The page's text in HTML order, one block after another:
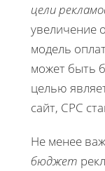
цели
увеличение
модель
может быть
целью
сайт, CPC
Не менее
бюджет